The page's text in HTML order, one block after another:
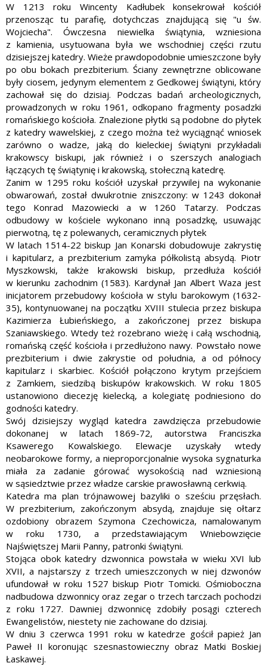
W 1213 roku Wincenty Kadłubek konsekrował kościół
przenosząc tu parafię, dotychczas znajdującą się "u św.
Wojciecha". Ówczesna niewielka świątynia, wzniesiona
z kamienia, usytuowana była we wschodniej części rzutu
dzisiejszej katedry. Wieże prawdopodobnie umieszczone były
po obu bokach prezbiterium. Ściany zewnętrzne oblicowane
były ciosem, jedynym elementem z Gedkowej świątyni, który
zachował się do dzisiaj. Podczas badań archeologicznych,
prowadzonych w roku 1961, odkopano fragmenty posadzki
romańskiego kościoła. Znalezione płytki są podobne do płytek
z katedry wawelskiej, z czego można też wyciągnąć wniosek
zarówno o wadze, jaką do kieleckiej świątyni przykładali
krakowscy biskupi, jak również i o szerszych analogiach
łączących tę świątynię i krakowską, stołeczną katedrę.
Zanim w 1295 roku kościół uzyskał przywilej na wykonanie
obwarowań, został dwukrotnie zniszczony: w 1243 dokonał
tego Konrad Mazowiecki a w 1260 Tatarzy. Podczas
odbudowy w kościele wykonano inną posadzkę, usuwając
pierwotną, tę z polewanych, ceramicznych płytek
W latach 1514-22 biskup Jan Konarski dobudowuje zakrystię
i kapitularz, a prezbiterium zamyka półkolistą absydą. Piotr
Myszkowski, także krakowski biskup, przedłuża kościół
w kierunku zachodnim (1583). Kardynał Jan Albert Waza jest
inicjatorem przebudowy kościoła w stylu barokowym (1632-
35), kontynuowanej na początku XVIII stulecia przez biskupa
Kazimierza Łubieńskiego, a zakończonej przez biskupa
Szaniawskiego. Wtedy też rozebrano wieżę i całą wschodnią,
romańską część kościoła i przedłużono nawy. Powstało nowe
prezbiterium i dwie zakrystie od południa, a od północy
kapitularz i skarbiec. Kościół połączono krytym przejściem
z Zamkiem, siedzibą biskupów krakowskich. W roku 1805
ustanowiono diecezję kielecką, a kolegiatę podniesiono do
godności katedry.
Swój dzisiejszy wygląd katedra zawdzięcza przebudowie
dokonanej w latach 1869-72, autorstwa Franciszka
Ksawerego Kowalskiego. Elewacje uzyskały wtedy
neobarokowe formy, a nieproporcjonalnie wysoka sygnaturka
miała za zadanie górować wysokością nad wzniesioną
w sąsiedztwie przez władze carskie prawosławną cerkwią.
Katedra ma plan trójnawowej bazyliki o sześciu przęsłach.
W prezbiterium, zakończonym absydą, znajduje się ołtarz
ozdobiony obrazem Szymona Czechowicza, namalowanym
w roku 1730, a przedstawiającym Wniebowzięcie
Najświętszej Marii Panny, patronki świątyni.
Stojąca obok katedry dzwonnica powstała w wieku XVI lub
XVII, a najstarszy z trzech umieszczonych w niej dzwonów
ufundował w roku 1527 biskup Piotr Tomicki. Ośmioboczna
nadbudowa dzwonnicy oraz zegar o trzech tarczach pochodzi
z roku 1727. Dawniej dzwonnicę zdobiły posągi czterech
Ewangelistów, niestety nie zachowane do dzisiaj.
W dniu 3 czerwca 1991 roku w katedrze gościł papież Jan
Paweł II koronując szesnastowieczny obraz Matki Boskiej
Łaskawej.